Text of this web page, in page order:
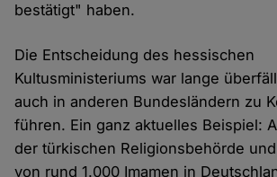
bestätigt" haben.
Die Entscheidung des hessischen
Kultusministeriums war lange
auch in anderen Bundesländern zu
führen. Ein ganz aktuelles Beispiel:
der türkischen Religionsbehörde
von rund 1.000 Imamen in